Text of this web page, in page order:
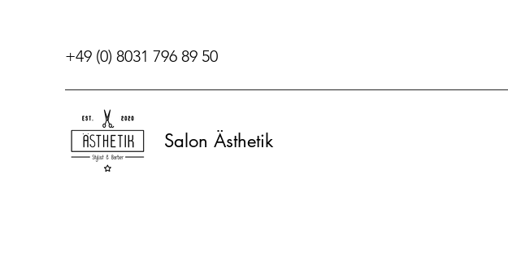
+49 (0) 8031 796 89 50
Salon Ästhetik